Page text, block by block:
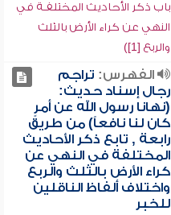
باب ذكر الأحاديث المختلفـة في
النهي عن كراء الأرض بالثلث
والربع [1])
الفهرس: تراجم
رجال إسناد حديث:
(نهانا رسول الله عن أمرٍ
كان لنا نافعاً) من طريق
رابعة , تابع ذكر الأحاديث
المختلفة في النهي عن
كراء الأرض بالثلث والربع
واختلاف ألفاظ الناقلين
للخبر